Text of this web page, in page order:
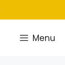
Menu